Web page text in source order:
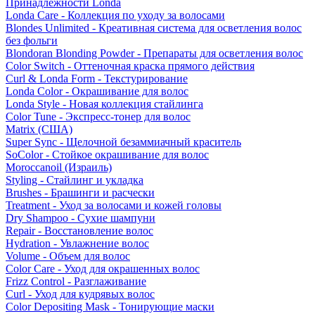
Принадлежности Londa
Londa Care - Коллекция по уходу за волосами
Blondes Unlimited - Креативная система для осветления волос
без фольги
Blondoran Blonding Powder - Препараты для осветления волос
Color Switch - Оттеночная краска прямого действия
Curl & Londa Form - Текстурирование
Londa Color - Окрашивание для волос
Londa Style - Новая коллекция стайлинга
Color Tune - Экспресс-тонер для волос
Matrix (США)
Super Sync - Щелочной безаммиачный краситель
SoColor - Стойкое окрашивание для волос
Moroccanoil (Израиль)
Styling - Стайлинг и укладка
Brushes - Брашинги и расчески
Treatment - Уход за волосами и кожей головы
Dry Shampoo - Сухие шампуни
Repair - Восстановление волос
Hydration - Увлажнение волос
Volume - Объем для волос
Color Care - Уход для окрашенных волос
Frizz Control - Разглаживание
Curl - Уход для кудрявых волос
Color Depositing Mask - Тонирующие маски